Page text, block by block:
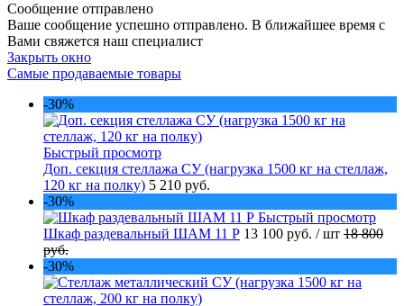
Сообщение отправлено
Ваше сообщение успешно отправлено. В ближайшее время с
Вами свяжется наш специалист
Закрыть окно
Самые продаваемые товары
-30%
Быстрый просмотр
Доп. секция стеллажа СУ (нагрузка 1500 кг на стеллаж,
120 кг на полку) 5 210 руб.
-30%
Быстрый просмотр
Шкаф раздевальный ШАМ 11 Р 13 100 руб. / шт 18 800
руб.
-30%